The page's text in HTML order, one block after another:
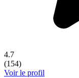
4.7
(154)
Voir le profil